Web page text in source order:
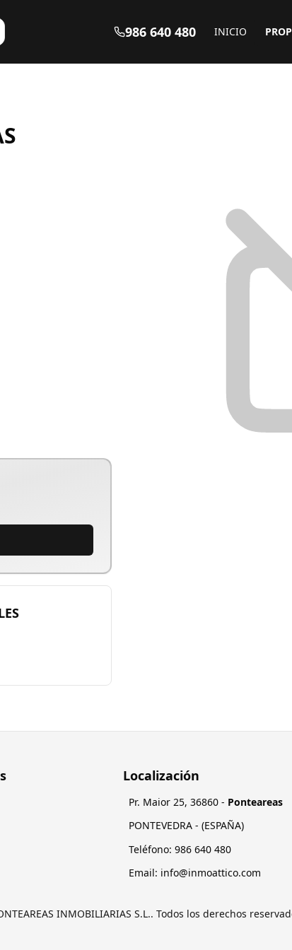
986 640 480 INICIO
Localización
Pr. Maior 25, 36860 - Ponteareas
PONTEVEDRA - (ESPAÑA)
Teléfono: 084 046 689
Email: moc.ocittaomni@ofni
INMOBILIARIAS S.L.. Todos los derechos